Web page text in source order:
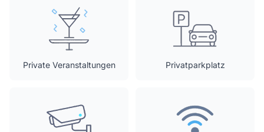
Private Veranstaltungen Privatparkplatz